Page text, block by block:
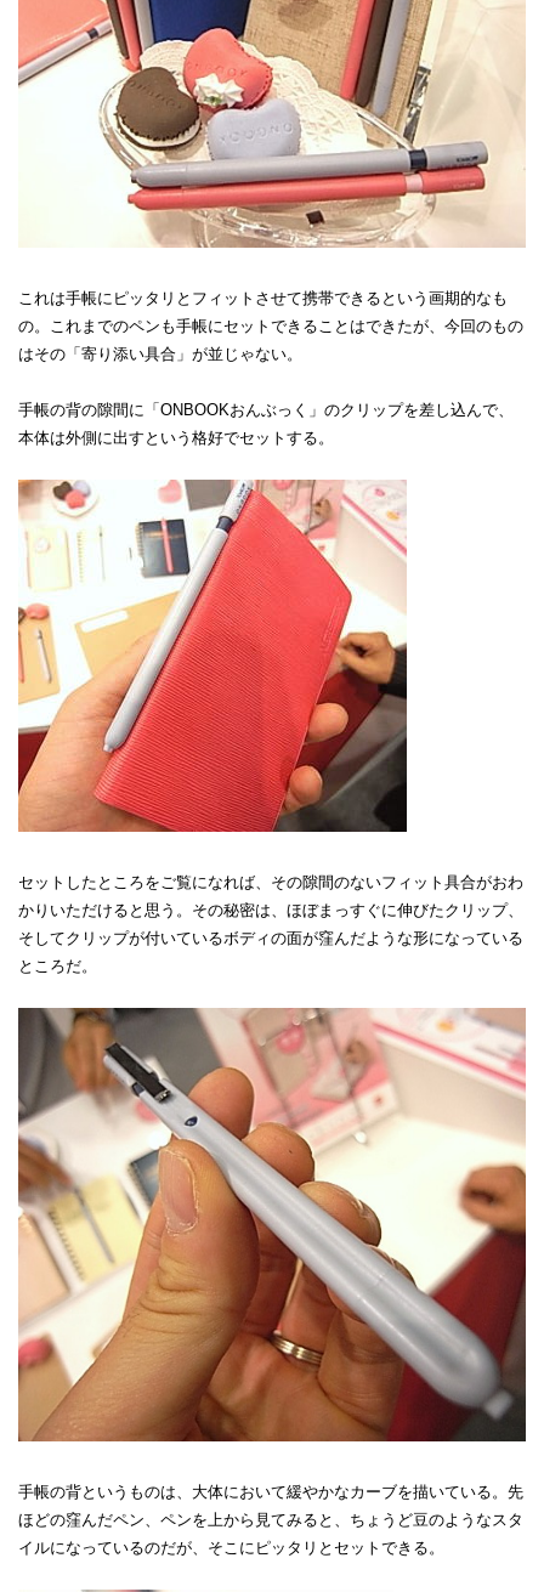
これは手帳にピッタリとフィットさせて携帯できるという画期的なも
の。これまでのペンも手帳にセットできることはできたが、今回のもの
はその「寄り添い具合」が並じゃない。
手帳の背の隙間に「ONBOOKおんぶっく」のクリップを差し込んで、
本体は外側に出すという格好でセットする。
セットしたところをご覧になれば、その隙間のないフィット具合がおわ
かりいただけると思う。その秘密は、ほぼまっすぐに伸びたクリップ、
そしてクリップが付いているボディの面が窪んだような形になっている
ところだ。
手帳の背というものは、大体において緩やかなカーブを描いている。先
ほどの窪んだペン、ペンを上から見てみると、ちょうど豆のようなスタ
イルになっているのだが、そこにピッタリとセットできる。